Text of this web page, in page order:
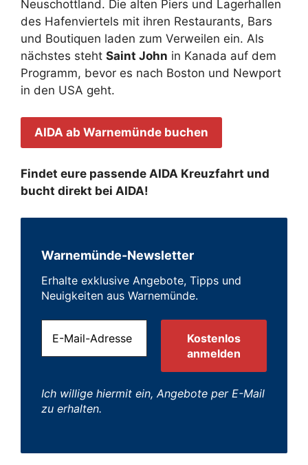
Neuschottland. Die alten Piers und Lagerhallen
des Hafenviertels mit ihren Restaurants, Bars
und Boutiquen laden zum Verweilen ein. Als
nächstes steht Saint John in Kanada auf dem
Programm, bevor es nach Boston und Newport
in den USA geht.
AIDA ab Warnemünde buchen
Findet eure passende AIDA Kreuzfahrt und
bucht direkt bei AIDA!
Warnemünde-Newsletter
Erhalte exklusive Angebote, Tipps und
Neuigkeiten aus Warnemünde.
Ich willige hiermit ein, Angebote per E-Mail
zu erhalten.